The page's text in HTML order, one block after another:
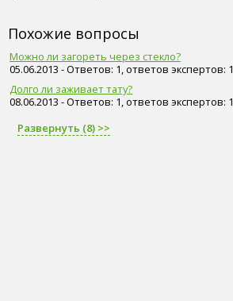
Похожие вопросы
Можно ли загореть через стекло?
05.06.2013 - Ответов: 1, ответов экспертов: 1
Долго ли заживает тату?
08.06.2013 - Ответов: 1, ответов экспертов: 1
Развернуть (8) >>